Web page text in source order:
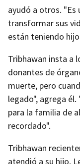
ayudó a otros. "Es
transformar sus
están teniendo
Tribhawan insta a
donantes de
muerte, pero
legado", agrega él.
para la familia de
recordado".
Tribhawan
atendió a su hijo.